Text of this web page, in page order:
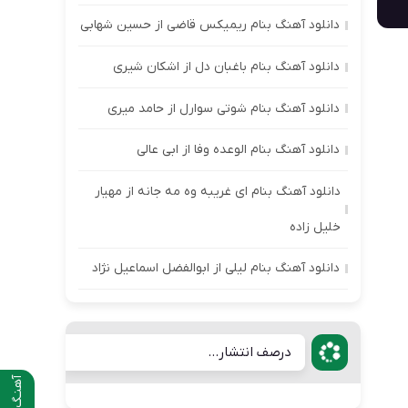
دانلود آهنگ بنام ریمیکس قاضی از حسین شهابی
دانلود آهنگ بنام باغبان دل از اشکان شیری
دانلود آهنگ بنام شوتی سوارل از حامد میری
دانلود آهنگ بنام الوعده وفا از ابی عالی
دانلود آهنگ بنام ای غریبه وه مه جانه از مهیار
خلیل زاده
دانلود آهنگ بنام لیلی از ابوالفضل اسماعیل نژاد
درصف انتشار...